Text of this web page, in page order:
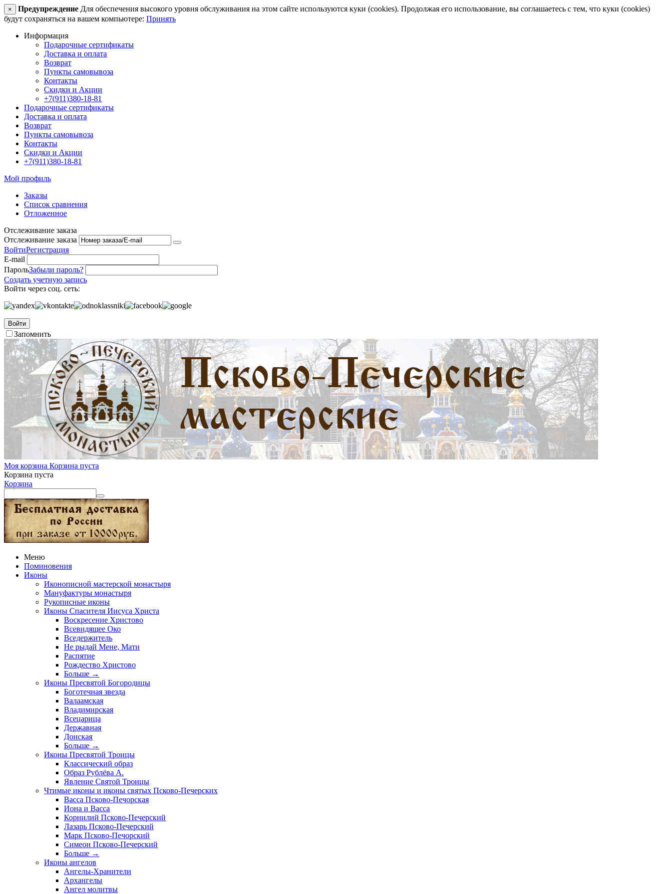
× Предупреждение Для обеспечения высокого уровня обслуживания на этом сайте используются куки (cookies). Продолжая его использование, вы соглашаетесь с тем, что куки (cookies)
будут сохраняться на вашем компьютере: Принять
Информация
Подарочные сертификаты
Доставка и оплата
Возврат
Пункты самовывоза
Контакты
Скидки и Акции
+7(911)380-18-81
Подарочные сертификаты
Доставка и оплата
Возврат
Пункты самовывоза
Контакты
Скидки и Акции
+7(911)380-18-81
Мой профиль
Заказы
Список сравнения
Отложенное
Отслеживание заказа
Отслеживание заказа
ВойтиРегистрация
E-mail
ПарольЗабыли пароль?
Создать учетную запись
Войти через соц. сеть:
Войти
Запомнить
Моя корзина Корзина пуста
Корзина пуста
Корзина
Меню
Поминовения
Иконы
Иконописной мастерской монастыря
Мануфактуры монастыря
Рукописные иконы
Иконы Спасителя Иисуса Христа
Воскресение Христово
Всевидящее Око
Вседержитель
Не рыдай Мене, Мати
Распятие
Рождество Христово
Больше →
Иконы Пресвятой Богородицы
Боготечная звезда
Валаамская
Владимирская
Всецарица
Державная
Донская
Больше →
Иконы Пресвятой Троицы
Классический образ
Образ Рублёва А.
Явление Святой Троицы
Чтимые иконы и иконы святых Псково-Печерских
Васса Псково-Печорская
Иона и Васса
Корнилий Псково-Печерский
Лазарь Псково-Печерский
Марк Псково-Печорский
Симеон Псково-Печерский
Больше →
Иконы ангелов
Ангелы-Хранители
Архангелы
Ангел молитвы